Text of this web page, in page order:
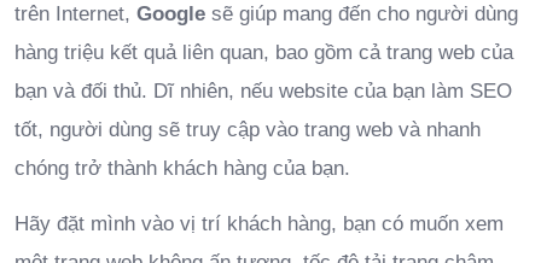
trên Internet, Google sẽ giúp mang đến cho người dùng
hàng triệu kết quả liên quan, bao gồm cả trang web của
bạn và đối thủ. Dĩ nhiên, nếu website của bạn làm SEO
tốt, người dùng sẽ truy cập vào trang web và nhanh
chóng trở thành khách hàng của bạn.
Hãy đặt mình vào vị trí khách hàng, bạn có muốn xem